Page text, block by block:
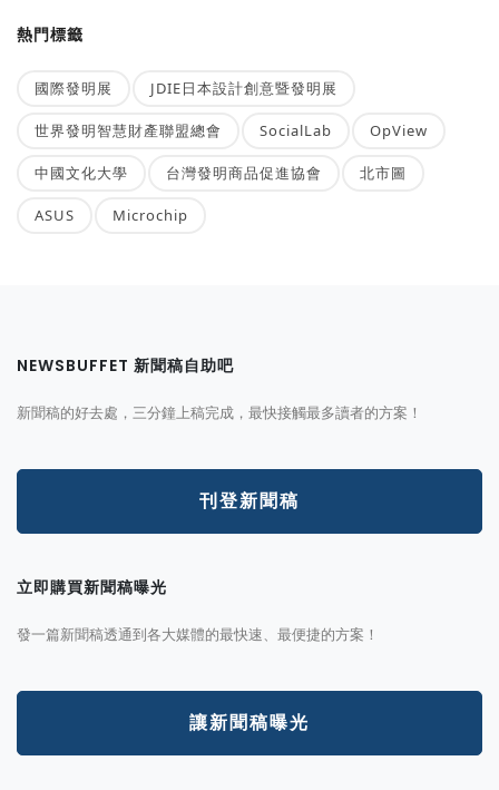
熱門標籤
國際發明展 JDIE日本設計創意暨發明展
世界發明智慧財產聯盟總會 SocialLab OpView
中國文化大學 台灣發明商品促進協會 北市圖
ASUS Microchip
NEWSBUFFET 新聞稿自助吧
新聞稿的好去處，三分鐘上稿完成，最快接觸最多讀者的方案！
刊登新聞稿
立即購買新聞稿曝光
發一篇新聞稿透通到各大媒體的最快速、最便捷的方案！
讓新聞稿曝光